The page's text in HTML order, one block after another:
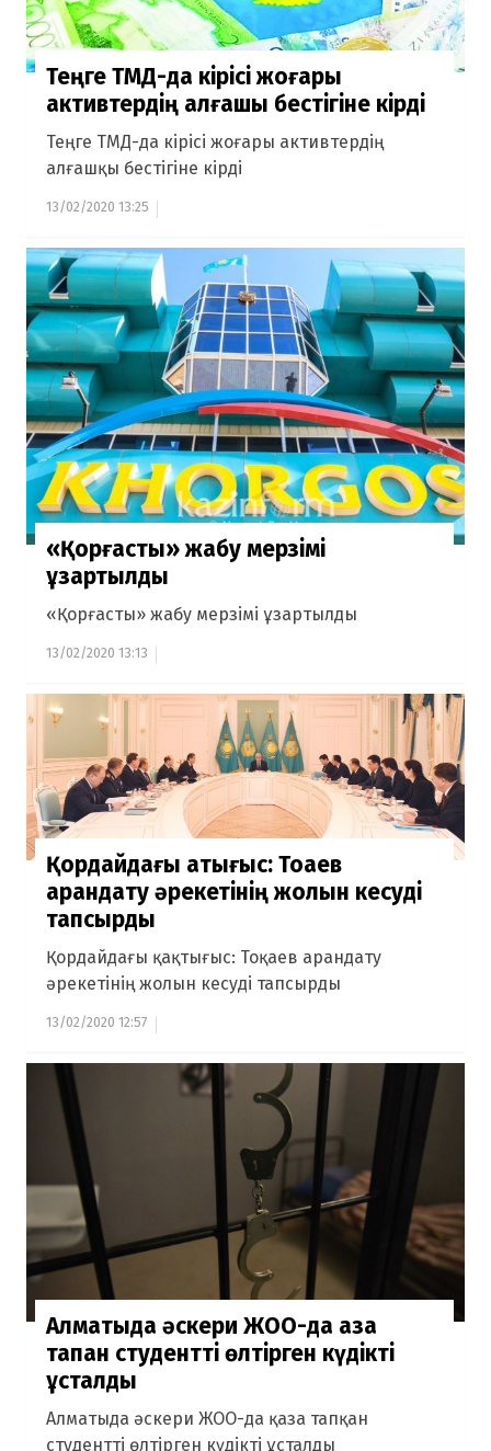
Теңге ТМД-да кірісі жоғары
активтердің алғашқы бестігіне кірді
Теңге ТМД-да кірісі жоғары активтердің
алғашқы бестігіне кірді
13/02/2020 13:25
«Қорғасты» жабу мерзімі
ұзартылды
«Қорғасты» жабу мерзімі ұзартылды
13/02/2020 13:13
Қордайдағы қақтығыс: Тоқаев
арандату әрекетінің жолын кесуді
тапсырды
Қордайдағы қақтығыс: Тоқаев арандату
әрекетінің жолын кесуді тапсырды
13/02/2020 12:57
Алматыда әскери ЖОО-да қаза
тапқан студентті өлтірген күдікті
ұсталды
Алматыда әскери ЖОО-да қаза тапқан
студентті өлтірген күдікті ұсталды